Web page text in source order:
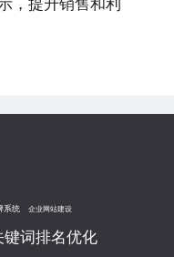
系统 企业网站建设
键词排名优化